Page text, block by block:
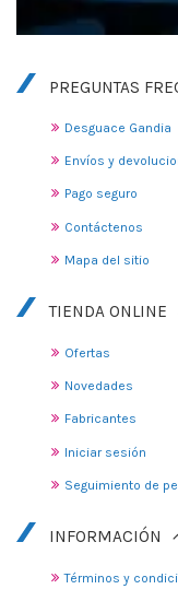
PREGUNTAS
Desguace Gandia
Envíos y
Pago seguro
Contáctenos
Mapa del sitio
TIENDA ONLINE
Ofertas
Novedades
Fabricantes
Iniciar sesión
Seguimiento de
INFORMACIÓN
Términos y